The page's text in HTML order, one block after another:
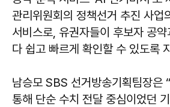
관리위원회의 정책선거 추진 사업
서비스로, 유권자들이 후보자 공
다 쉽고 빠르게 확인할 수 있도록
남승모 SBS 선거방송기획팀장은
통해 단순 수치 전달 중심이었던